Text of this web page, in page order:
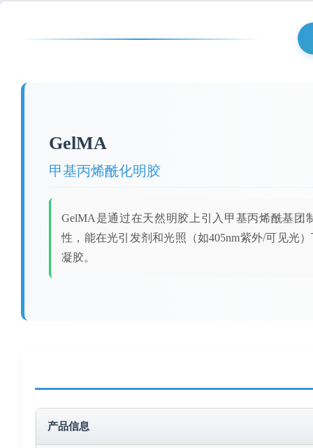
GelMA
甲基丙烯酰化明胶
GelMA是通过在天然明胶上引入甲基丙烯酰基
性，能在光引发剂和光照（如405nm紫外/可见光
凝胶。
产品信息